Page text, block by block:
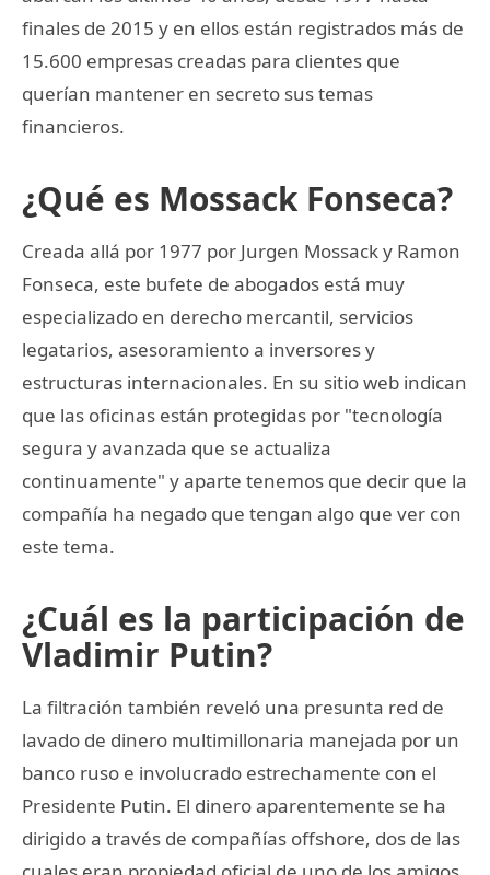
finales de 2015 y en ellos están registrados más de
15.600 empresas creadas para clientes que
querían mantener en secreto sus temas
financieros.
¿Qué es Mossack Fonseca?
Creada allá por 1977 por Jurgen Mossack y Ramon
Fonseca, este bufete de abogados está muy
especializado en derecho mercantil, servicios
legatarios, asesoramiento a inversores y
estructuras internacionales. En su sitio web indican
que las oficinas están protegidas por "tecnología
segura y avanzada que se actualiza
continuamente" y aparte tenemos que decir que la
compañía ha negado que tengan algo que ver con
este tema.
¿Cuál es la participación de
Vladimir Putin?
La filtración también reveló una presunta red de
lavado de dinero multimillonaria manejada por un
banco ruso e involucrado estrechamente con el
Presidente Putin. El dinero aparentemente se ha
dirigido a través de compañías offshore, dos de las